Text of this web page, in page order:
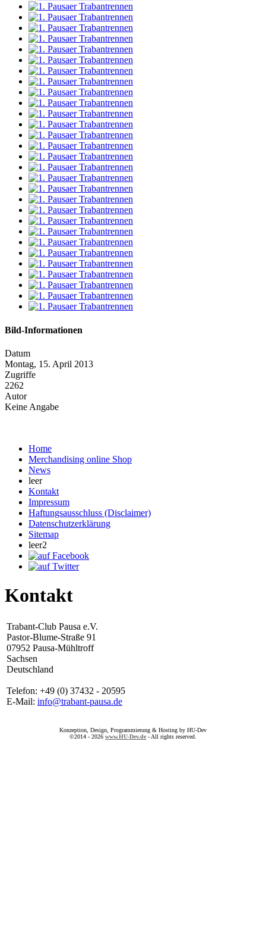
Bild-Informationen
Datum
Montag, 15. April 2013
Zugriffe
2262
Autor
Keine Angabe
Home
Merchandising online Shop
News
leer
Kontakt
Impressum
Haftungsausschluss (Disclaimer)
Datenschutzerklärung
Sitemap
leer2
Kontakt
Trabant-Club Pausa e.V.
Pastor-Blume-Straße 91
07952 Pausa-Mühltroff
Sachsen
Deutschland
Telefon: +49 (0) 37432 - 20595
E-Mail: info@trabant-pausa.de
Konzeption, Design, Programmierung & Hosting by HU-Dev
©2014 - 2026 www.HU-Dev.de - All rights reserved.